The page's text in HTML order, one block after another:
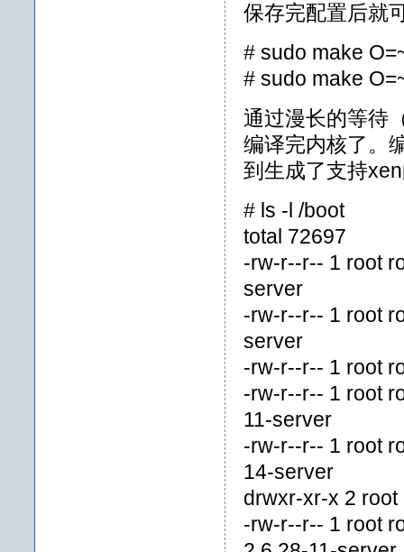
保存完配置后就
# sudo make
# sudo make
通过漫长的等待
编译完内核了。
到生成了支持
# ls -l /boot
total 72697
-rw-r--r-- 1 root
server
-rw-r--r-- 1 root
server
-rw-r--r-- 1 root
-rw-r--r-- 1 root
11-server
-rw-r--r-- 1 root
14-server
drwxr-xr-x 2
-rw-r--r-- 1 root